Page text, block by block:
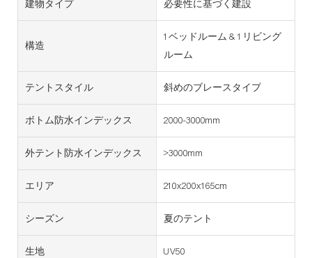
建物タイプ 必要性に基づく建設
構造
1ベッドルーム & 1リビング
ルーム
テントスタイル 斜めのブレースタイプ
ボトム防水インデックス 2000-3000mm
外テント防水インデックス >3000mm
エリア 210x200x165cm
シーズン 夏のテント
生地 UV50